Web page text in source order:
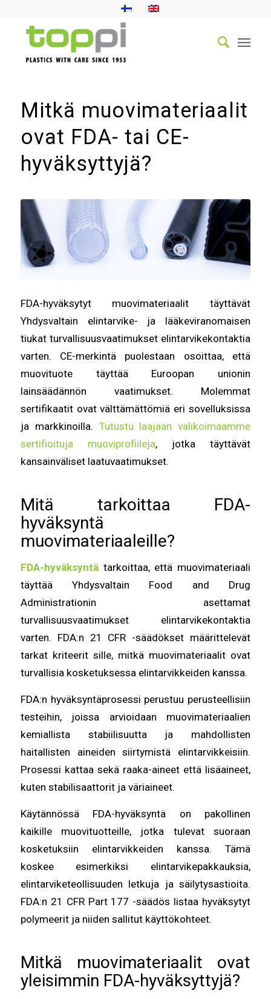
Mitkä muovimateriaalit
ovat FDA- tai CE-
hyväksyttyjä?
FDA-hyväksytyt muovimateriaalit täyttävät
Yhdysvaltain elintarvike- ja lääkeviranomaisen
tiukat turvallisuusvaatimukset elintarvikekontaktia
varten. CE-merkintä puolestaan osoittaa, että
muovituote täyttää Euroopan unionin
lainsäädännön vaatimukset. Molemmat
sertifikaatit ovat välttämättömiä eri sovelluksissa
ja markkinoilla. Tutustu laajaan valikoimaamme
sertifioituja muoviprofiileja, jotka täyttävät
kansainväliset laatuvaatimukset.
Mitä tarkoittaa FDA-
hyväksyntä
muovimateriaaleille?
FDA-hyväksyntätarkoittaa, että muovimateriaali
täyttää Yhdysvaltain Food and Drug
Administrationin asettamat
turvallisuusvaatimukset elintarvikekontaktia
varten. FDA:n 21 CFR -säädökset määrittelevät
tarkat kriteerit sille, mitkä muovimateriaalit ovat
turvallisia kosketuksessa elintarvikkeiden kanssa.
FDA:n hyväksyntäprosessi perustuu perusteellisiin
testeihin, joissa arvioidaan muovimateriaalien
kemiallista stabiilisuutta ja mahdollisten
haitallisten aineiden siirtymistä elintarvikkeisiin.
Prosessi kattaa sekä raaka-aineet että lisäaineet,
kuten stabilisaattorit ja väriaineet.
Käytännössä FDA-hyväksyntä on pakollinen
kaikille muovituotteille, jotka tulevat suoraan
kosketuksiin elintarvikkeiden kanssa. Tämä
koskee esimerkiksi elintarvikepakkauksia,
elintarviketeollisuuden letkuja ja säilytysastioita.
FDA:n 21 CFR Part 177 -säädös listaa hyväksytyt
polymeerit ja niiden sallitut käyttökohteet.
Mitkä muovimateriaalit ovat
yleisimmin FDA-hyväksyttyjä?